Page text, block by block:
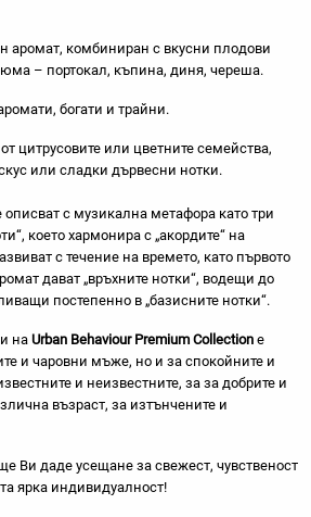
аромат, комбиниран с вкусни плодови
– портокал, къпина, диня, череша.
богати и трайни.
цитрусовите или цветните семейства,
или сладки дървесни нотки.
с музикална метафора като три
което хармонира с „акордите“ на
с течение на времето, като първото
дават „връхните нотки“, водещи до
постепенно в „базисните нотки“.
на Urban Behaviour Premium Collection е
и чаровни мъже, но и за спокойните и
и неизвестните, за за добрите и
възраст, за изтънчените и
Ви даде усещане за свежест, чувственост
ярка индивидуалност!